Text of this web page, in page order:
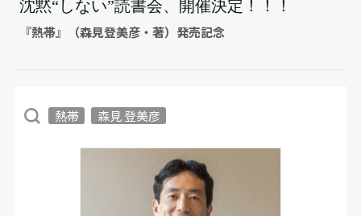
沈黙“しない”読書会、開催決定！！！
『熱帯』（森見登美彦・著）発売記念
熱帯 森見 登美彦